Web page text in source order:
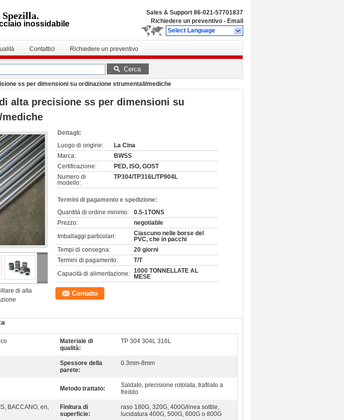
inossidabile
Sales & Support 86-021-57701837
Richiedere un preventivo - Email
Select Language
Contattici Richiedere un preventivo
Cerca
ss per dimensioni su ordinazione strumentali/mediche
alta precisione ss per dimensioni su
di alta
Dettagli:
Luogo di origine:
La Cina
Marca:
BWSS
Certificazione:
PED, ISO, GOST
Numero di
modello:
TP304/TP316L/TP904L
Termini di pagamento e spedizione:
Quantità di ordine minimo:
0.5-1TONS
Prezzo:
negotiable
Imballaggi particolari:
Ciascuno nelle borse del
PVC, che in pacchi
Tempi di consegna:
20 giorni
Termini di pagamento:
T/T
Capacità di alimentazione: 1000 TONNELLATE AL
MESE
Contatto
Materiale di
qualità:
TP 304 304L 316L
Spessore della
parete:
0.3mm-8mm
Metodo trattato:
Saldato, precisione rotolata, trafilato a
freddo
BACCANO, en,
Finitura di
superficie:
raso 180G, 320G, 400G/linea sottile,
lucidatura 400G, 500G, 600G o 800G